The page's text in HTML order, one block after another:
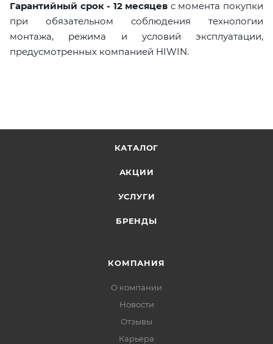
Гарантийный срок - 12 месяцев с момента покупки
при обязательном соблюдения технологии
монтажа, режима и условий эксплуатации,
предусмотренных компанией HIWIN.
КАТАЛОГ
АКЦИИ
УСЛУГИ
БРЕНДЫ
КОМПАНИЯ
О компании
Новости
Отзывы
Карьера